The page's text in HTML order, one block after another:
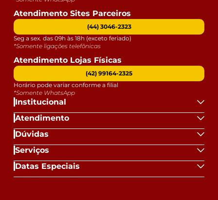
Institucional
Atendimento
Dúvidas
Serviços
Datas Especiais
Atendimento Sites Parceiros
(44) 3046-2323
Seg a sex. das 09h às 18h (exceto feriado)
*Somente ligações telefônicas
Atendimento Lojas Físicas
(42) 99164-2325
Horário pode variar conforme a filial
*Somente WhatsApp